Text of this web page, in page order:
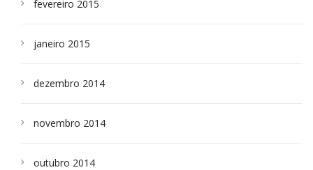
fevereiro 2015
janeiro 2015
dezembro 2014
novembro 2014
outubro 2014